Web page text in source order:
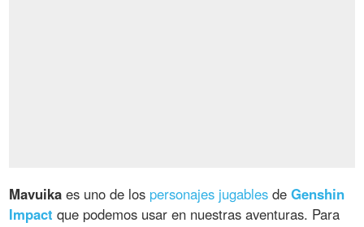
Mavuika es uno de los personajes jugables deGenshin
Impact que podemos usar en nuestras aventuras. Para